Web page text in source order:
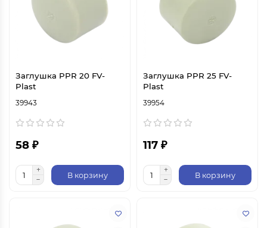
Заглушка PPR 20 FV-
Plast
39943
58 ₽
В корзину
Заглушка PPR 25 FV-
Plast
39954
117 ₽
В корзину